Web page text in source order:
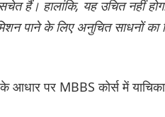
हैं। हालांकि, यह उचित नहीं
पाने के लिए अनुचित साधनों का
पर MBBS कोर्स में